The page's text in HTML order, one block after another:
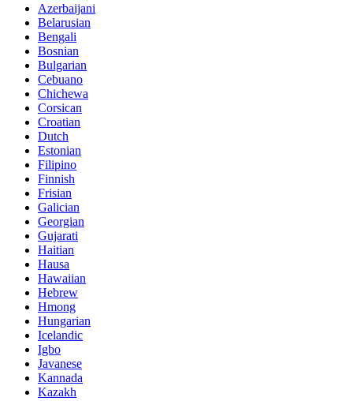
Azerbaijani
Belarusian
Bengali
Bosnian
Bulgarian
Cebuano
Chichewa
Corsican
Croatian
Dutch
Estonian
Filipino
Finnish
Frisian
Galician
Georgian
Gujarati
Haitian
Hausa
Hawaiian
Hebrew
Hmong
Hungarian
Icelandic
Igbo
Javanese
Kannada
Kazakh